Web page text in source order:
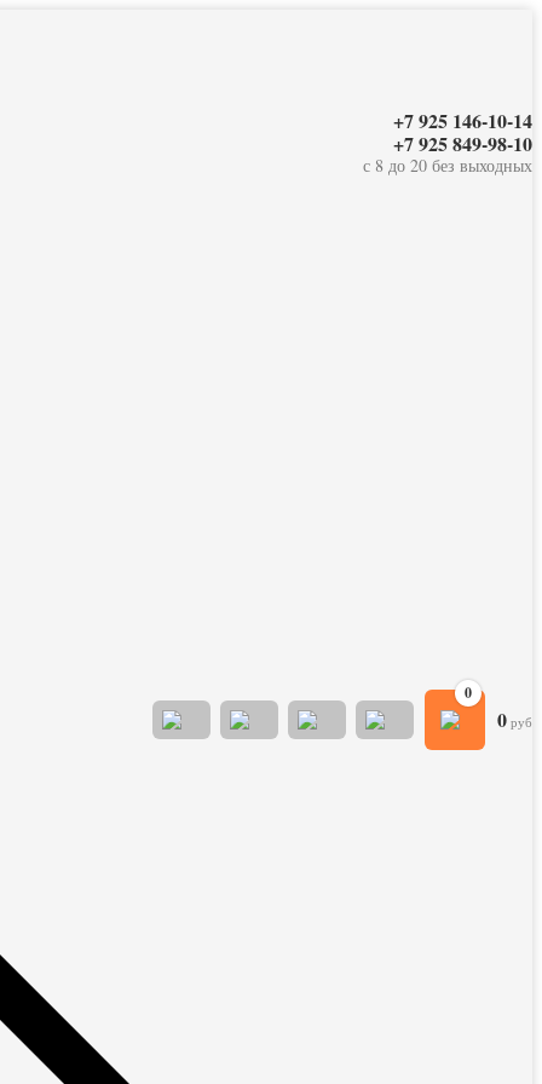
+7 925 146-10-14
+7 925 849-98-10
с 8 до 20 без выходных
0
0 руб